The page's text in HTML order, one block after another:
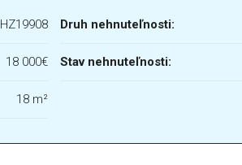
HZ19908
18 000€
18 m²
Druh nehnuteľnosti:
Stav nehnuteľnosti: